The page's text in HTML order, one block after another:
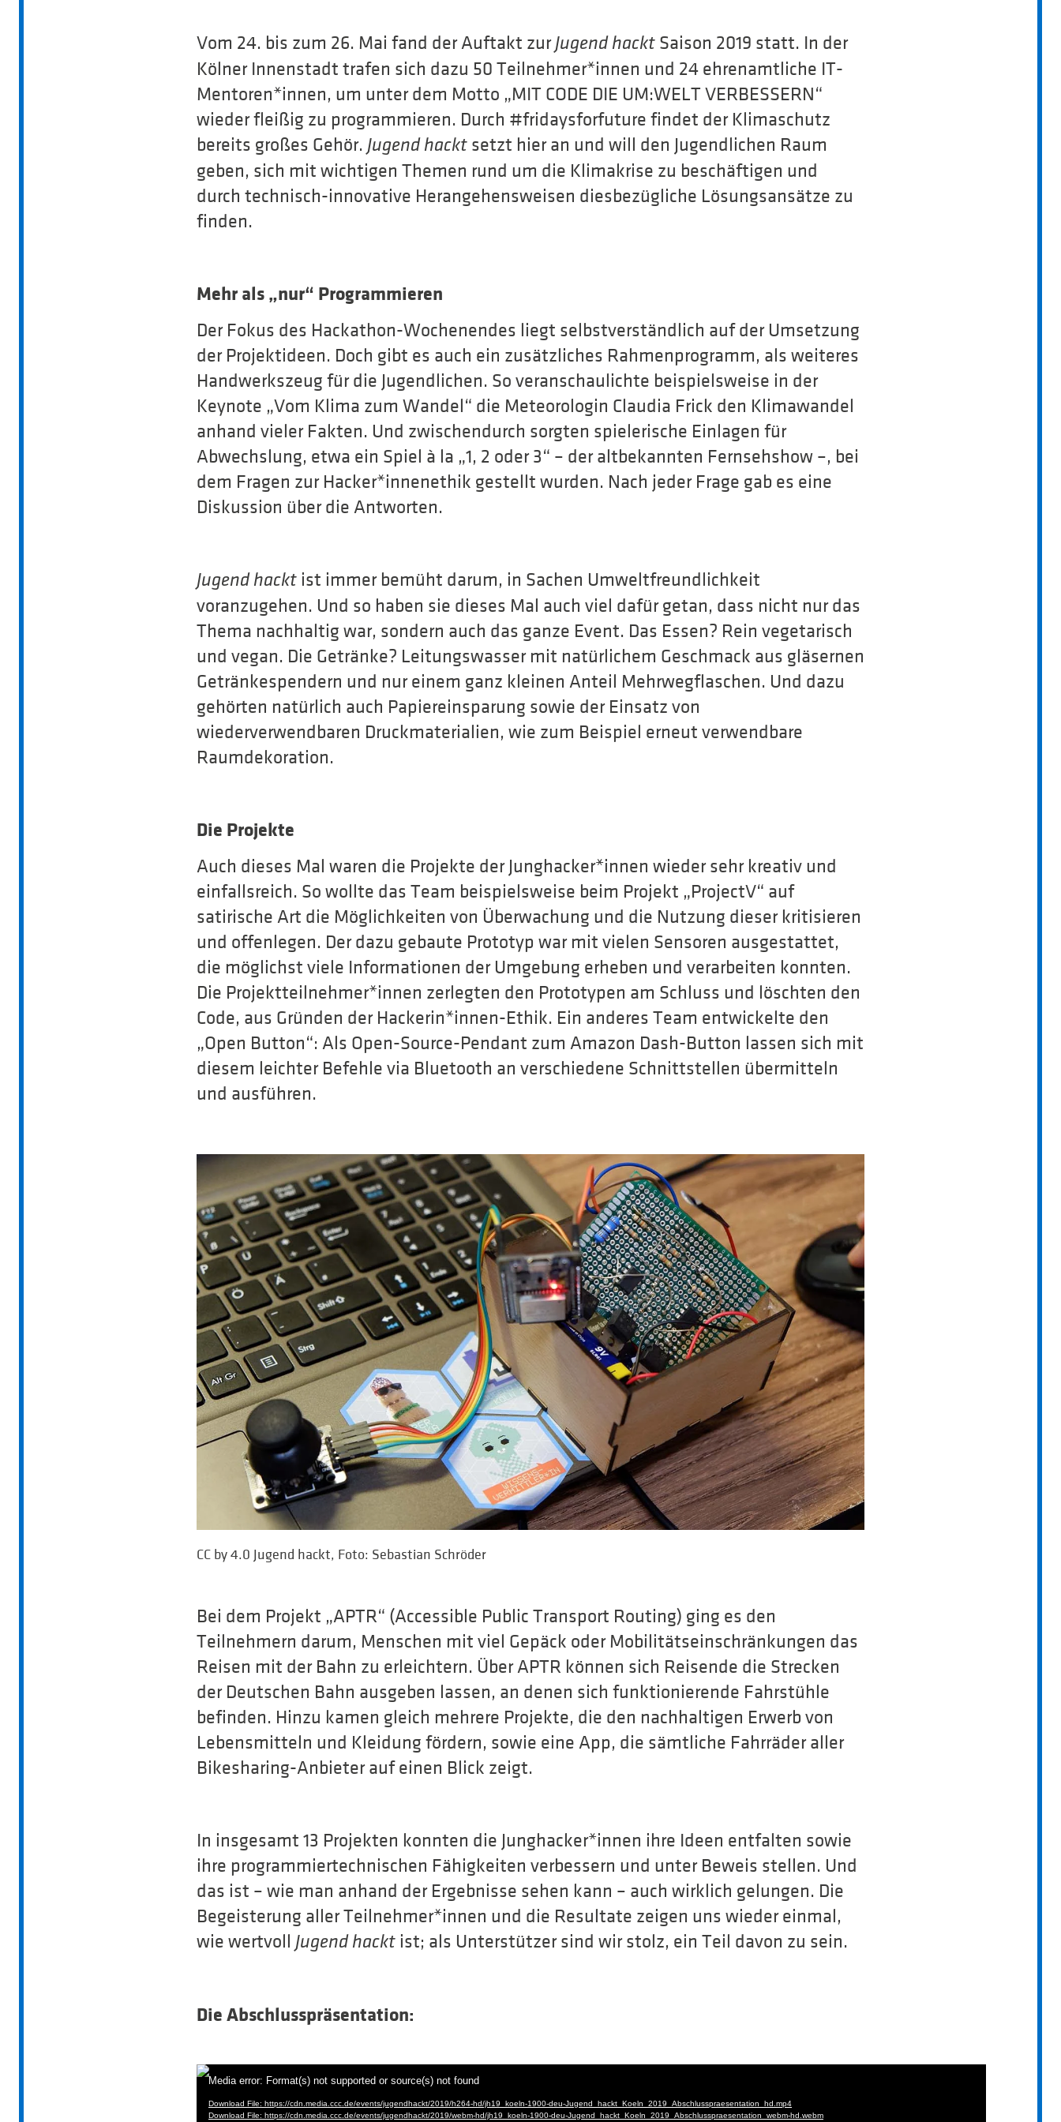
Vom 24. bis zum 26. Mai fand der Auftakt zurJugend hackt Saison 2019 statt. In der
Kölner Innenstadt trafen sich dazu 50 Teilnehmer*innen und 24 ehrenamtliche IT-
Mentoren*innen, um unter dem Motto „MIT CODE DIE UM:WELT VERBESSERN“
wieder fleißig zu programmieren. Durch #fridaysforfuture findet der Klimaschutz
bereits großes Gehör. Jugend hackt setzt hier an und will den Jugendlichen Raum
geben, sich mit wichtigen Themen rund um die Klimakrise zu beschäftigen und
durch technisch-innovative Herangehensweisen diesbezügliche Lösungsansätze zu
finden.
Mehr als „nur“ Programmieren
Der Fokus des Hackathon-Wochenendes liegt selbstverständlich auf der Umsetzung
der Projektideen. Doch gibt es auch ein zusätzliches Rahmenprogramm, als weiteres
Handwerkszeug für die Jugendlichen. So veranschaulichte beispielsweise in der
Keynote „Vom Klima zum Wandel“ die Meteorologin Claudia Frick den Klimawandel
anhand vieler Fakten. Und zwischendurch sorgten spielerische Einlagen für
Abwechslung, etwa ein Spiel à la „1, 2 oder 3“ – der altbekannten Fernsehshow –, bei
dem Fragen zur Hacker*innenethik gestellt wurden. Nach jeder Frage gab es eine
Diskussion über die Antworten.
Jugend hackt ist immer bemüht darum, in Sachen Umweltfreundlichkeit
voranzugehen. Und so haben sie dieses Mal auch viel dafür getan, dass nicht nur das
Thema nachhaltig war, sondern auch das ganze Event. Das Essen? Rein vegetarisch
und vegan. Die Getränke? Leitungswasser mit natürlichem Geschmack aus gläsernen
Getränkespendern und nur einem ganz kleinen Anteil Mehrwegflaschen. Und dazu
gehörten natürlich auch Papiereinsparung sowie der Einsatz von
wiederverwendbaren Druckmaterialien, wie zum Beispiel erneut verwendbare
Raumdekoration.
Die Projekte
Auch dieses Mal waren die Projekte der Junghacker*innen wieder sehr kreativ und
einfallsreich. So wollte das Team beispielsweise beim Projekt „ProjectV“ auf
satirische Art die Möglichkeiten von Überwachung und die Nutzung dieser kritisieren
und offenlegen. Der dazu gebaute Prototyp war mit vielen Sensoren ausgestattet,
die möglichst viele Informationen der Umgebung erheben und verarbeiten konnten.
Die Projektteilnehmer*innen zerlegten den Prototypen am Schluss und löschten den
Code, aus Gründen der Hackerin*innen-Ethik. Ein anderes Team entwickelte den
„Open Button“: Als Open-Source-Pendant zum Amazon Dash-Button lassen sich mit
diesem leichter Befehle via Bluetooth an verschiedene Schnittstellen übermitteln
und ausführen.
CC by 4.0 Jugend hackt, Foto: Sebastian Schröder
Bei dem Projekt „APTR“ (Accessible Public Transport Routing) ging es den
Teilnehmern darum, Menschen mit viel Gepäck oder Mobilitätseinschränkungen das
Reisen mit der Bahn zu erleichtern. Über APTR können sich Reisende die Strecken
der Deutschen Bahn ausgeben lassen, an denen sich funktionierende Fahrstühle
befinden. Hinzu kamen gleich mehrere Projekte, die den nachhaltigen Erwerb von
Lebensmitteln und Kleidung fördern, sowie eine App, die sämtliche Fahrräder aller
Bikesharing-Anbieter auf einen Blick zeigt.
In insgesamt 13 Projekten konnten die Junghacker*innen ihre Ideen entfalten sowie
ihre programmiertechnischen Fähigkeiten verbessern und unter Beweis stellen. Und
das ist – wie man anhand der Ergebnisse sehen kann – auch wirklich gelungen. Die
Begeisterung aller Teilnehmer*innen und die Resultate zeigen uns wieder einmal,
wie wertvoll Jugend hackt ist; als Unterstützer sind wir stolz, ein Teil davon zu sein.
Die Abschlusspräsentation: